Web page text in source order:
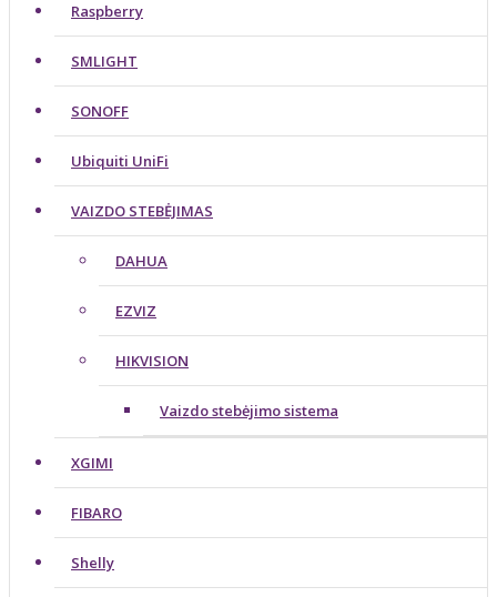
Raspberry
SMLIGHT
SONOFF
Ubiquiti UniFi
VAIZDO STEBĖJIMAS
DAHUA
EZVIZ
HIKVISION
Vaizdo stebėjimo sistema
XGIMI
FIBARO
Shelly